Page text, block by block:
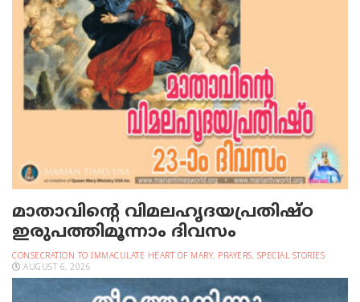
മാതാവിന്റെ വിമലഹൃദയപ്രതിഷ്ഠ
ഇരുപത്തിമൂന്നാം ദിവസം
CONSECRATION TO IMMACULATE HEART OF MARY, PRAYERS, SPECIAL STORIES
AUGUST 6, 2026